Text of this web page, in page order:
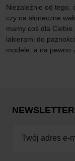
Niezależnie od tego,
czy na słoneczne
mamy coś dla
lakierami do
modele, a na pewno
NEWSLETTER